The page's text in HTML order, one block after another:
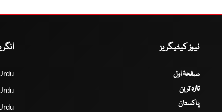
نیوز کیٹیگریز
صفحۂ اول
تازہ ترین
پاکستان